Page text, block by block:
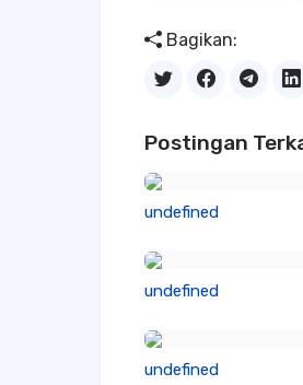
Bagikan:
Postingan
undefined
undefined
undefined